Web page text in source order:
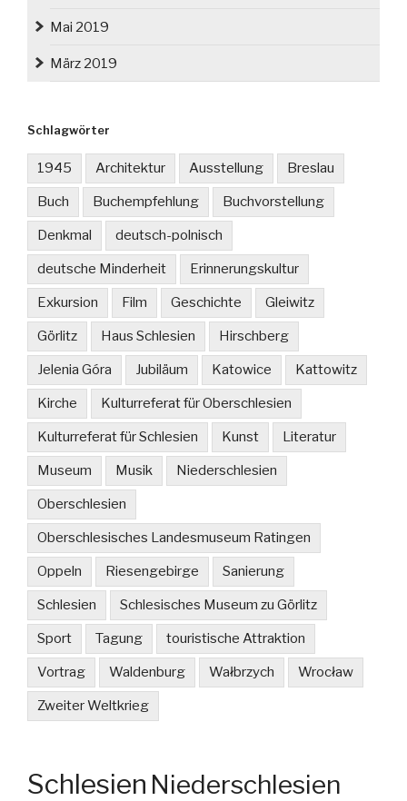
Mai 2019
März 2019
Schlagwörter
1945 Architektur Ausstellung Breslau
Buch Buchempfehlung Buchvorstellung
Denkmal deutsch-polnisch
deutsche Minderheit Erinnerungskultur
Exkursion Film Geschichte Gleiwitz
Görlitz Haus Schlesien Hirschberg
Jelenia Góra Jubiläum Katowice Kattowitz
Kirche Kulturreferat für Oberschlesien
Kulturreferat für Schlesien Kunst Literatur
Museum Musik Niederschlesien
Oberschlesien
Oberschlesisches Landesmuseum Ratingen
Oppeln Riesengebirge Sanierung
Schlesien Schlesisches Museum zu Görlitz
Sport Tagung touristische Attraktion
Vortrag Waldenburg Wałbrzych Wrocław
Zweiter Weltkrieg
Schlesien Niederschlesien